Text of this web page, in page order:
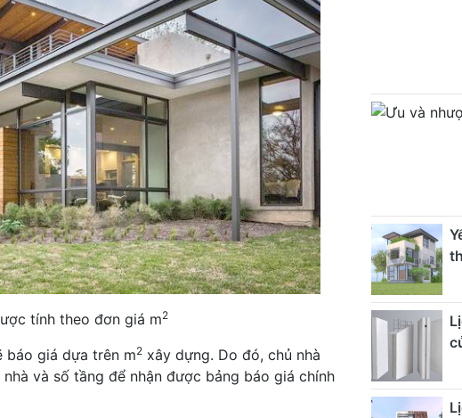
tính theo đơn giá m2
báo giá dựa trên m2 xây dựng. Do đó, chủ nhà
và số tầng để nhận được bảng báo giá chính